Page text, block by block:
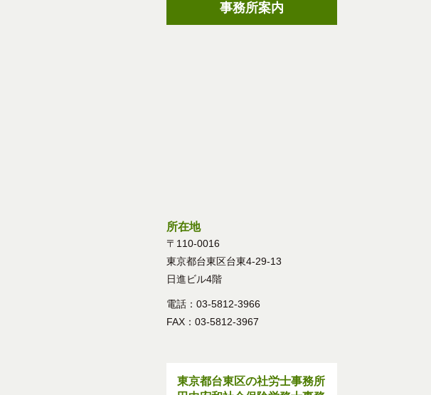
事務所案内
所在地
〒110-0016
東京都台東区台東4-29-13
日進ビル4階
電話：03-5812-3966
FAX：03-5812-3967
東京都台東区の社労士事務所